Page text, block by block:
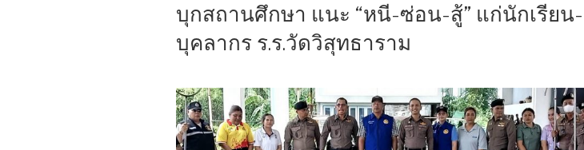
บุกสถานศึกษา แนะ “หนี-ซ่อน-สู้” แก่นักเรียน-
บุคลากร ร.ร.วัดวิสุทธาราม